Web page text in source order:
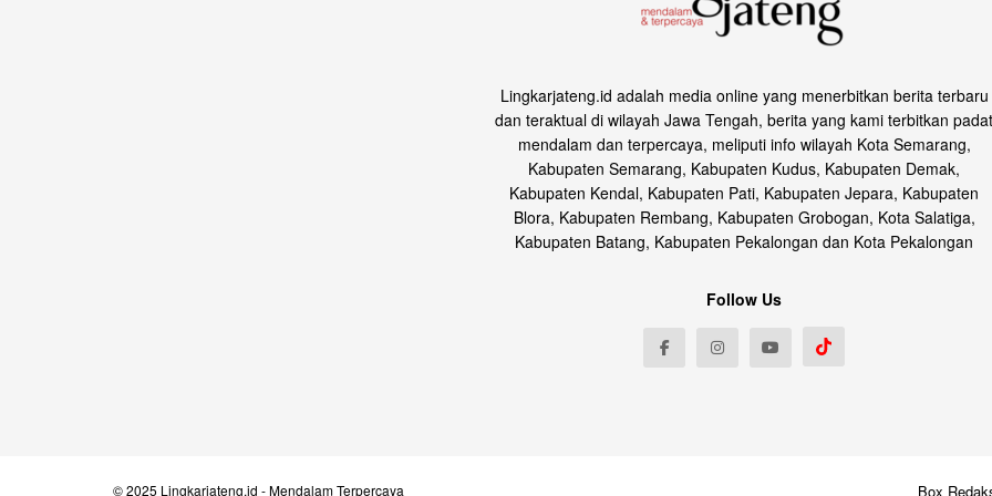
Lingkarjateng.id adalah media online yang menerbitkan berita terbaru
dan teraktual di wilayah Jawa Tengah, berita yang kami terbitkan padat
mendalam dan terpercaya, meliputi info wilayah Kota Semarang,
Kabupaten Semarang, Kabupaten Kudus, Kabupaten Demak,
Kabupaten Kendal, Kabupaten Pati, Kabupaten Jepara, Kabupaten
Blora, Kabupaten Rembang, Kabupaten Grobogan, Kota Salatiga,
Kabupaten Batang, Kabupaten Pekalongan dan Kota Pekalongan
Follow Us
Box
© 2025 Lingkarjateng.id - Mendalam Terpercaya